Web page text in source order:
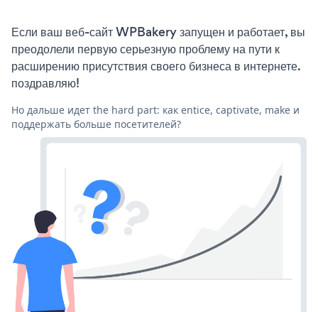
Если ваш веб-сайт WPBakery запущен и работает, вы
преодолели первую серьезную проблему на пути к
расширению присутствия своего бизнеса в интернете.
поздравляю!
Но дальше идет the hard part: как entice, captivate, make и
поддержать больше посетителей?